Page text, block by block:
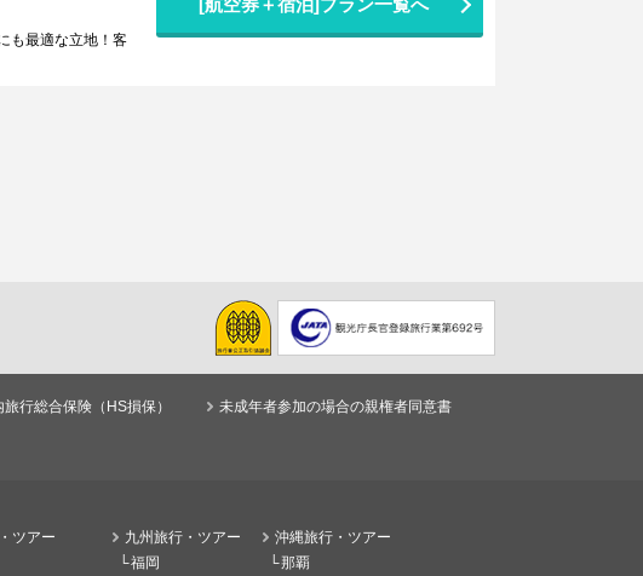
も最適な立地！客
[航空券＋宿泊]プラン一覧へ
旅行総合保険（HS損保） 未成年者参加の場合の親権者同意書
ツアー
九州旅行・ツアー
福岡
沖縄旅行・ツアー
那覇